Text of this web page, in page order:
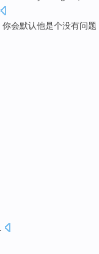
你会默认他是个没有问题